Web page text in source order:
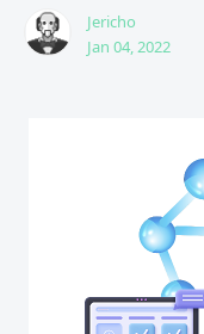
Jericho
Jan 04, 2022